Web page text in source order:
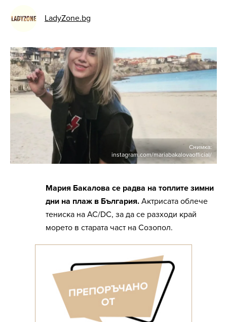
LadyZone.bg
Снимка:
instagram.com/mariabakalovaofficial/
Мария Бакалова се радва на топлите зимни
дни на плаж в България. Актрисата облече
тениска на AC/DC, за да се разходи край
морето в старата част на Созопол.